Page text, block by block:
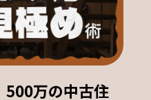
500万の中古住